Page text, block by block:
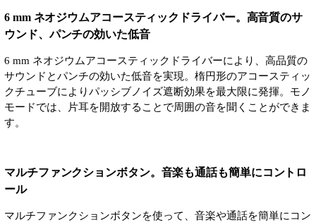
6 mm ネオジウムアコースティックドライバー。高音質のサ
ウンド、パンチの効いた低音
6 mm ネオジウムアコースティックドライバーにより、高品質の
サウンドとパンチの効いた低音を実現。楕円形のアコースティッ
クチューブによりパッシブノイズ遮断効果を最大限に発揮。モノ
モードでは、片耳を開放することで周囲の音を聞くことができま
す。
マルチファンクションボタン。音楽も通話も簡単にコントロ
ール
マルチファンクションボタンを使って、音楽や通話を簡単にコン